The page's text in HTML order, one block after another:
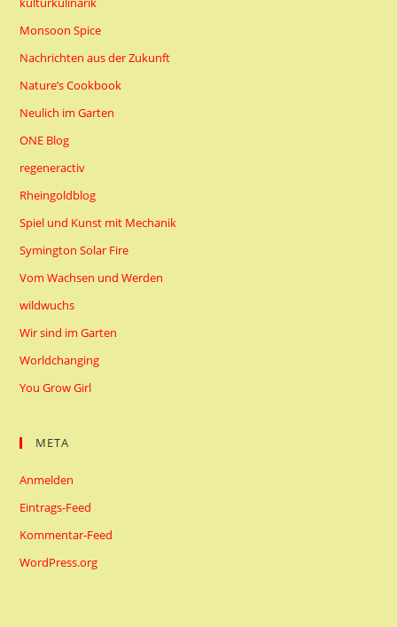
Monsoon Spice
Nachrichten aus der Zukunft
Nature’s Cookbook
Neulich im Garten
ONE Blog
regeneractiv
Rheingoldblog
Spiel und Kunst mit Mechanik
Symington Solar Fire
Vom Wachsen und Werden
wildwuchs
Wir sind im Garten
Worldchanging
You Grow Girl
META
Anmelden
Eintrags-Feed
Kommentar-Feed
WordPress.org